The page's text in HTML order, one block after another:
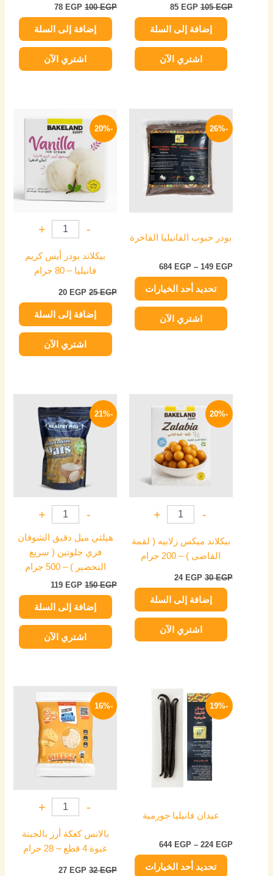
105EGP
85 EGP
إضافة إلى السلة
اشتري الآن
100EGP
78 EGP
إضافة إلى السلة
اشتري الآن
-26%
بودر حبوب الفانيليا الفاخرة
149 EGP
–
684 EGP
السعر:
من
خلال
⁦684 EGP⁩
تحديد أحد الخيارات
هناك
العديد
من
الأشكال
المختلفة
على
صفحة
المنتج
اشتري الآن
-20%
-
+
بيكلاند بودر أيس كريم
فانيليا – 80 جرام
25EGP
الأصلي
هو:
20 EGP
الحالي
20 EGP.
إضافة إلى السلة
اشتري الآن
-20%
-
+
بيكلاند ميكس زلابيه ( لقمة
القاضى ) – 200 جرام
30EGP
الأصلي
هو:
30 EGP.
24 EGP
الحالي
هو:
24 EGP.
إضافة إلى السلة
اشتري الآن
-21%
-
+
هيلثي ميل دقيق الشوفان
فري جلوتين ( سريع
التحضير ) – 500 جرام
150EGP
الأصلي
هو:
150 EGP.
119 EGP
الحالي
هو:
119 EGP.
إضافة إلى السلة
اشتري الآن
-19%
عيدان فانيليا جورمية
224 EGP
–
644 EGP
نطاق
السعر:
تحديد أحد الخيارات
هناك
العديد
من
الأشكال
المختلفة
المنتج.
على
صفحة
المنتج
-16%
-
+
بالانس كعكة أرز بالجبنة
عبوة 4 قطع – 28 جرام
32EGP
الأصلي
هو:
32 EGP.
27 EGP
الحالي
هو:
27 EGP.